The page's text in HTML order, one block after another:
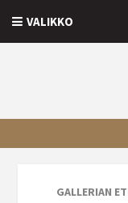
VALIKKO
GALLERIAN